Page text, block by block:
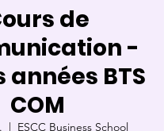
de
-
années BTS
COM
  |
ESCC Business School